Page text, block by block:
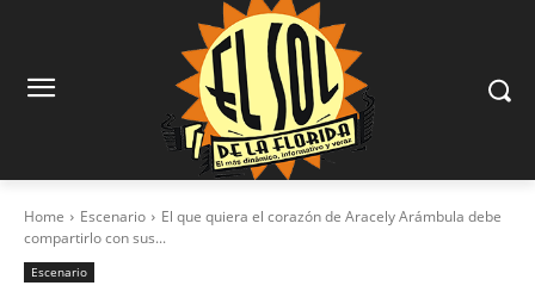
Home Escenario
El que quiera el corazón de Aracely Arámbula debe
compartirlo con sus...
Escenario